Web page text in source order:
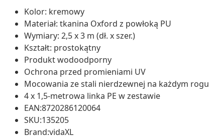
Kolor: kremowy
Materiał: tkanina Oxford z powłoką PU
Wymiary: 2,5 x 3 m (dł. x szer.)
Kształt: prostokątny
Produkt wodoodporny
Ochrona przed promieniami UV
Mocowania ze stali nierdzewnej na każdym rogu
4 x 1,5-metrowa linka PE w zestawie
EAN:8720286120064
SKU:135205
Brand:vidaXL